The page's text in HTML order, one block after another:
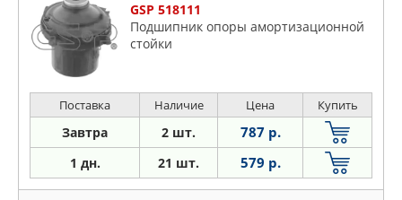
GSP 518111
Подшипник опоры амортизационной
стойки
Поставка Наличие Цена Купить
Завтра 2 шт. 787 р.
1 дн. 21 шт. 579 р.